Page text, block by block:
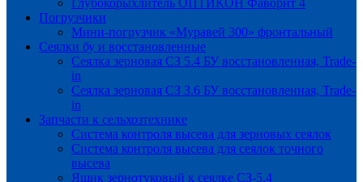
Глубокорыхлитель ОПТИКОН Фаворит 4
Погрузчики
Мини-погрузчик «Муравей 300» фронтальный
Сеялки бу и восстановленные
Сеялка зерновая СЗ 5.4 БУ восстановленная, Trade-
in
Сеялка зерновая СЗ 3.6 БУ восстановленная, Trade-
in
Запчасти к сельхозтехнике
Система контроля высева для зерновых сеялок
Система контроля высева для сеялок точного
высева
Ящик зернотуковый к сеялке СЗ-5,4